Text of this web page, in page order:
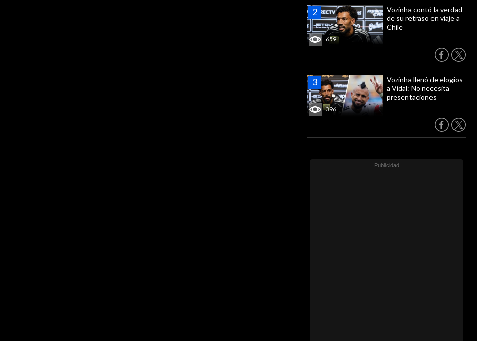
659
Vozinha contó la verdad
de su retraso en viaje a
Chile
396
Vozinha llenó de elogios
a Vidal: No necesita
presentaciones